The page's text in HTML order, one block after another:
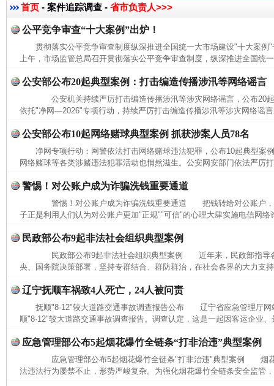
首页 - 案件追踪调查 - 省市负责人>>>
公平竞争审查“十大案例”出炉！
贯彻落实公平竞争审查制度纵深推进全国统一大市场建设"十大
上午，市场监管总局召开贯彻落实公平竞争审查制度，纵深推进全国统
公安部公布20起典型案例：打击编造传播涉汛等网络谣言
公安机关持续严厉打击编造传播涉汛等涉灾网络谣言，公布
依托"净网—2026"专项行动，持续严厉打击编造传播涉汛等涉灾网络谣
公安部公布10起网络赌球典型案例 抓获涉案人员78名
净网专项行动：网警依法打击网络赌球违法犯罪，公布10起典型
网络赌球等各类涉赌违法犯罪活动也悄然滋生。公安网安部门依法严厉
警惕！对公账户成为诈骗洗钱重要通道
警惕！对公账户成为诈骗洗钱重要通道 把钱转给对公账户，
子正是利用人们认为对公账户更加"正规""可信"的心理大肆实施电信网络
民政部公布9起非法社会组织典型案例
民政部公布9起非法社会组织典型案例 近年来，民政部指导
央、国务院决策部署，坚持专群结合、群防群治，在社会各界的大力支
辽宁抚顺车祸致4人死亡，24人被问责
抚顺"8·12"较大道路交通事故调查报告公布 辽宁省应急管理厅网
顺"8·12"较大道路交通事故调查报告。调查认定，这是一起因客运企业
应急管理部公布5起烟花爆竹全链条“打非治违”典型案例
应急管理部公布5起烟花爆竹全链条"打非治违"典型案例 烟花
法违法行为屡禁不止，形势严峻复杂。为强化烟花爆竹全链条安全监管